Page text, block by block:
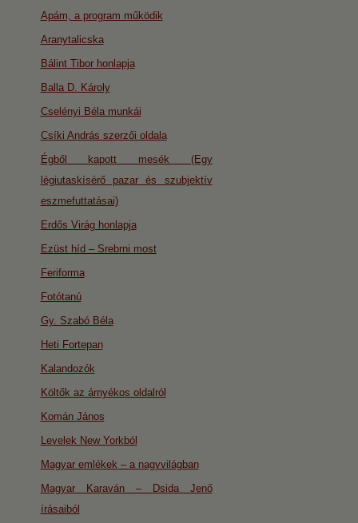
Apám, a program működik
Aranytalicska
Bálint Tibor honlapja
Balla D. Károly
Cselényi Béla munkái
Csíki András szerzői oldala
Égből kapott mesék (Egy
légiutaskísérő pazar és szubjektív
eszmefuttatásai)
Erdős Virág honlapja
Ezüst híd – Srebrni most
Feriforma
Fotótanú
Gy. Szabó Béla
Heti Fortepan
Kalandozók
Költők az árnyékos oldalról
Komán János
Levelek New Yorkból
Magyar emlékek – a nagyvilágban
Magyar Karaván – Dsida Jenő
írásaiból